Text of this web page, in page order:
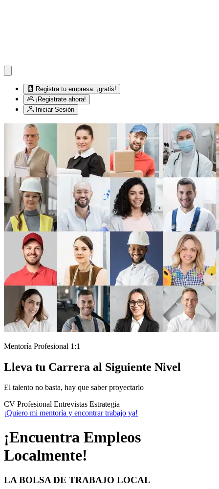
Registra tu empresa. ¡gratis!
¡Registrate ahora!
Iniciar Sesión
Mentoría Profesional 1:1
Lleva tu Carrera al Siguiente Nivel
El talento no basta, hay que saber proyectarlo
CV Profesional Entrevistas Estrategia
¡Quiero mi mentoría y encontrar trabajo ya!
¡Encuentra Empleos
Localmente!
LA BOLSA DE TRABAJO LOCAL